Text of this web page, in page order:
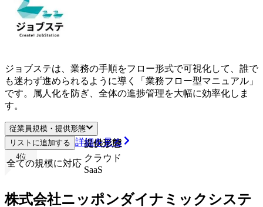
ジョブステは、業務の手順をフロー形式で可視化して、誰で
も迷わず進められるように導く「業務フロー型マニュアル」
です。属人化を防ぎ、全体の進捗管理を大幅に効率化しま
す。
従業員規模・提供形態
従業員規模
提供形態
全ての規模に対応
クラウド
SaaS
リストに追加する 詳細を見る
4位
株式会社ニッポンダイナミックシステ